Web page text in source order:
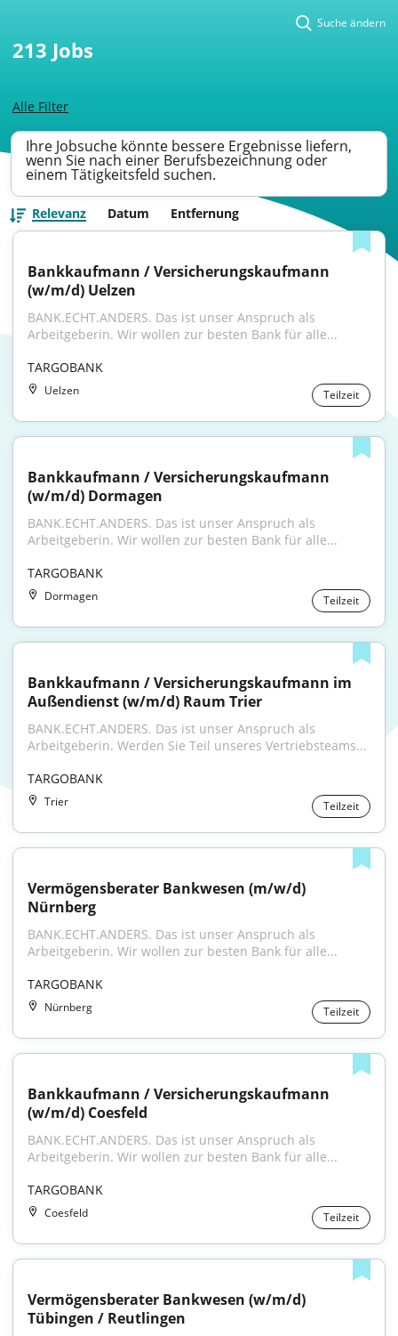
Alle Filter
Suche ändern
213 Jobs
Ihre Jobsuche könnte bessere Ergebnisse liefern,
wenn Sie nach einer Berufsbezeichnung oder
einem Tätigkeitsfeld suchen.
Relevanz Datum Entfernung
Bankkaufmann / Versicherungskaufmann
(w/m/d) Uelzen
BANK.ECHT.ANDERS. Das ist unser Anspruch als
Arbeitgeberin. Wir wollen zur besten Bank für alle...
TARGOBANK
Uelzen Teilzeit
Bankkaufmann / Versicherungskaufmann
(w/m/d) Dormagen
BANK.ECHT.ANDERS. Das ist unser Anspruch als
Arbeitgeberin. Wir wollen zur besten Bank für alle...
TARGOBANK
Dormagen Teilzeit
Bankkaufmann / Versicherungskaufmann im
Außendienst (w/m/d) Raum Trier
BANK.ECHT.ANDERS. Das ist unser Anspruch als
Arbeitgeberin. Werden Sie Teil unseres Vertriebsteams...
TARGOBANK
Trier Teilzeit
Vermögensberater Bankwesen (m/w/d)
Nürnberg
BANK.ECHT.ANDERS. Das ist unser Anspruch als
Arbeitgeberin. Wir wollen zur besten Bank für alle...
TARGOBANK
Nürnberg Teilzeit
Bankkaufmann / Versicherungskaufmann
(w/m/d) Coesfeld
BANK.ECHT.ANDERS. Das ist unser Anspruch als
Arbeitgeberin. Wir wollen zur besten Bank für alle...
TARGOBANK
Coesfeld Teilzeit
Vermögensberater Bankwesen (w/m/d)
Tübingen / Reutlingen